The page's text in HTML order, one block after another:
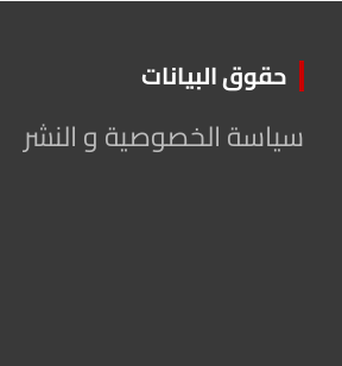
حقوق البيانات
سياسة الخصوصية و النشر